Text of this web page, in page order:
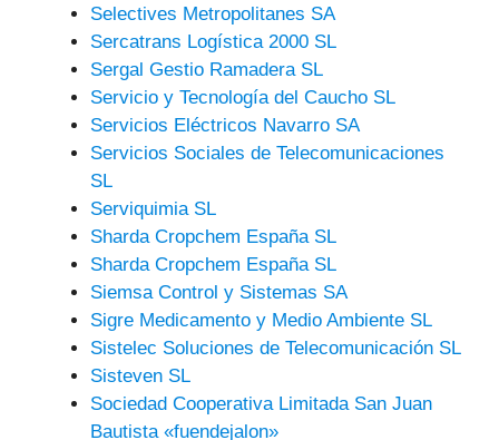
Selectives Metropolitanes SA
Sercatrans Logística 2000 SL
Sergal Gestio Ramadera SL
Servicio y Tecnología del Caucho SL
Servicios Eléctricos Navarro SA
Servicios Sociales de Telecomunicaciones
SL
Serviquimia SL
Sharda Cropchem España SL
Sharda Cropchem España SL
Siemsa Control y Sistemas SA
Sigre Medicamento y Medio Ambiente SL
Sistelec Soluciones de Telecomunicación SL
Sisteven SL
Sociedad Cooperativa Limitada San Juan
Bautista «fuendejalon»